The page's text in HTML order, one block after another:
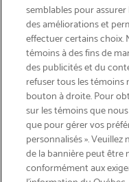
INSCRIVEZ-
semblables pour
des améliorations et
effectuer certains choix.
témoins à des fins de
des publicités et du
refuser tous les témoins
bouton à droite. Pour
sur les témoins que
que pour gérer vos
personnalisés ».
de la bannière peut être
conformément aux